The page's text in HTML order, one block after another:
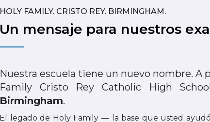
HOLY FAMILY. CRISTO REY. BIRMINGHAM.
Un mensaje para nuestros
Nuestra escuela tiene un nuevo nombre. A
Family Cristo Rey Catholic High
Birmingham.
El legado de Holy Family — la base que usted